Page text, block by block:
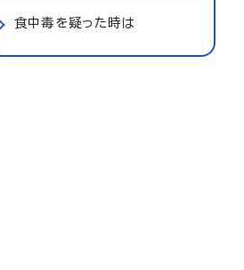
食中毒を疑った時は